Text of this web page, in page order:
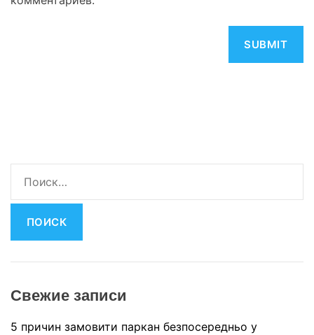
й
и
:
Свежие записи
5 причин замовити паркан безпосередньо у